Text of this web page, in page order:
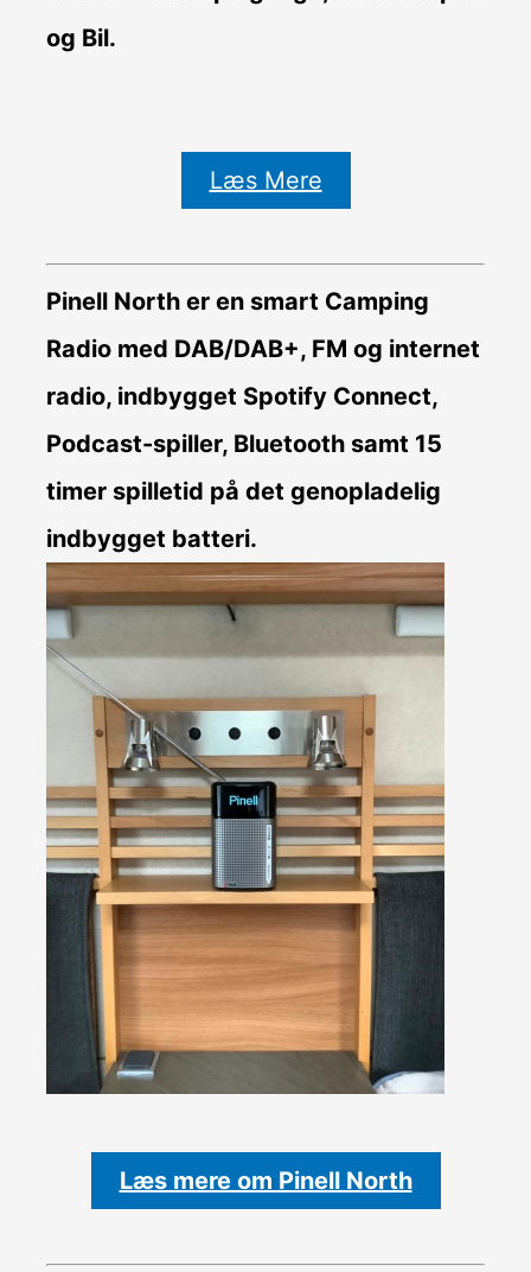
og Bil.
Læs Mere
Pinell North er en smart Camping
Radio med DAB/DAB+, FM og internet
radio, indbygget Spotify Connect,
Podcast-spiller, Bluetooth samt 15
timer spilletid på det genopladelig
indbygget batteri.
Læs mere om Pinell North